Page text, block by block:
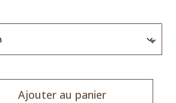
Ajouter au panier